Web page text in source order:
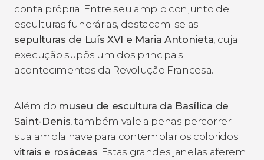
conta própria. Entre seu amplo conjunto de
esculturas funerárias, destacam-se as
sepulturas de Luís XVI e Maria Antonieta, cuja
execução supôs um dos principais
acontecimentos da Revolução Francesa.
Além do museu de escultura da Basílica de
Saint-Denis, também vale a penas percorrer
sua ampla nave para contemplar os coloridos
vitrais e rosáceas. Estas grandes janelas aferem